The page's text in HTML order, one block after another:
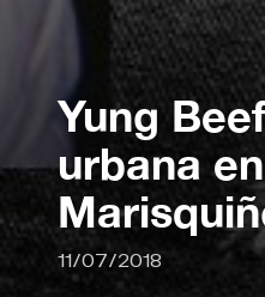
Yung
urbana
11/07/2018